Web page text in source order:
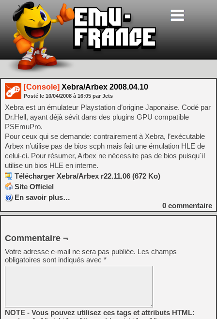
[Console] Xebra/Arbex 2008.04.10
Posté le 10/04/2008 à 16:05 par Jets
Xebra est un émulateur Playstation d’origine Japonaise. Codé par
Dr.Hell, ayant déjà sévit dans des plugins GPU compatible
PSEmuPro.
Pour ceux qui se demande: contrairement à Xebra, l’exécutable
Arbex n’utilise pas de bios scph mais fait une émulation HLE de
celui-ci. Pour résumer, Arbex ne nécessite pas de bios puisqu´il
utilise un bios HLE en interne.
Télécharger Xebra/Arbex r22.11.06 (672 Ko)
Site Officiel
En savoir plus…
0 commentaire
Commentaire ¬
Votre adresse e-mail ne sera pas publiée. Les champs
obligatoires sont indiqués avec *
NOTE - Vous pouvez utilisez ces tags et attributs HTML: